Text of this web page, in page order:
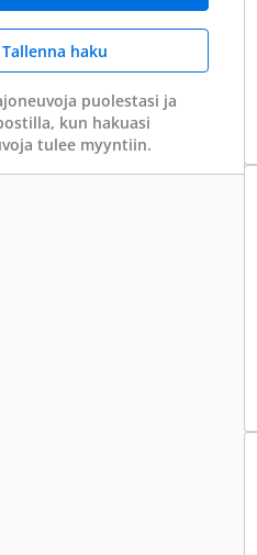
Tallenna haku
puolestasi ja
kun hakuasi
tulee myyntiin.